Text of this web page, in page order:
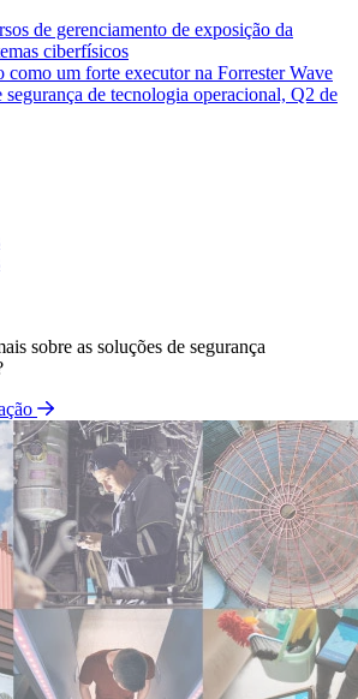
de gerenciamento de exposição da
ciberfísicos
um forte executor na Forrester Wave
segurança de tecnologia operacional, Q2 de
sobre as soluções de segurança